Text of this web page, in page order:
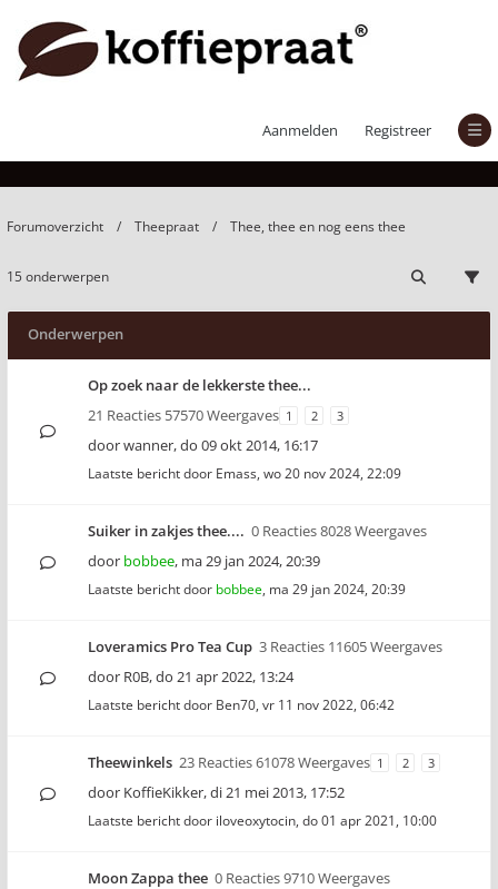
Aanmelden Registreer
Thee, thee en nog eens thee
Forumoverzicht Theepraat Thee, thee en nog eens thee
15 onderwerpen
Onderwerpen
Op zoek naar de lekkerste thee...
21 Reacties 57570 Weergaves 1 2 3
doorwanner,do 09 okt 2014, 16:17
Laatste bericht door Emass, wo 20 nov 2024, 22:09
Suiker in zakjes thee.... 0 Reacties 8028 Weergaves
door bobbee, ma 29 jan 2024, 20:39
Laatste bericht door bobbee, ma 29 jan 2024, 20:39
Loveramics Pro Tea Cup 3 Reacties 11605 Weergaves
door R0B,do 21 apr 2022, 13:24
Laatste bericht door Ben70, vr 11 nov 2022, 06:42
Theewinkels 23 Reacties 61078 Weergaves 1 2 3
door KoffieKikker,di 21 mei 2013, 17:52
Laatste bericht door iloveoxytocin, do 01 apr 2021, 10:00
Moon Zappa thee 0 Reacties 9710 Weergaves